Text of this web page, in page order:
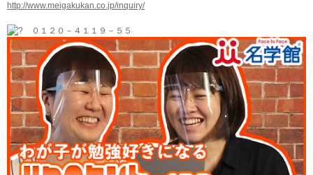
http://www.meigakukan.co.jp/inquiry/
０１２０－４１１９－５５